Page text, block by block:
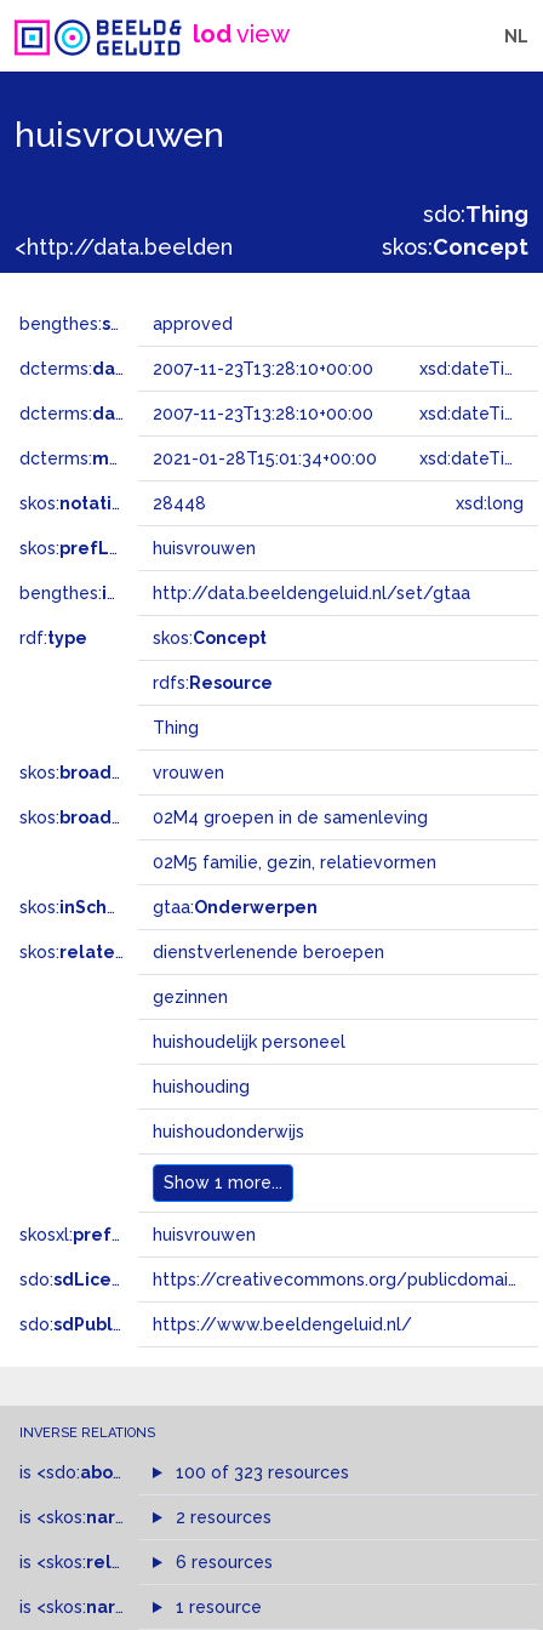
lodview NL
huisvrouwen
sdo:Thing
skos:Concept
bengthes:status approved
dcterms:dateAccepted 2007-11-23T13:28:10+00:00 xsd:dateTime
dcterms:dateSubmitted 2007-11-23T13:28:10+00:00 xsd:dateTime
dcterms:modified 2021-01-28T15:01:34+00:00 xsd:dateTime
skos:notation 28448 xsd:long
skos:prefLabel huisvrouwen
bengthes:inSet http://data.beeldengeluid.nl/set/gtaa
rdf:type skos:Concept
rdfs: Resource
Thing
skos: broader vrouwen
skos: broadMatch 02M4 groepen in de samenleving
02M5 familie, gezin, relatievormen
skos:inScheme gtaa:Onderwerpen
skos:related dienstverlenende beroepen
gezinnen
huishoudelijk personeel
huishouding
huishoudonderwijs
Show 1 more...
skosxl:prefLabel huisvrouwen
sdo:sdLicense https://creativecommons.org/publicdomain/zero/1.0/
sdo:sdPublisher https://www.beeldengeluid.nl/
INVERSE RELATIONS
is <sdo:about of 100 of 323 resources
is <skos:narrowMatch >of
2 resources
is <skos:related > of
6 resources
is <skos:narrower >of
1 resource